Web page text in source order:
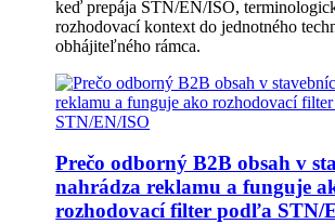
keď prepája STN/EN/ISO,
rozhodovací kontext do jednotného
obhájiteľného rámca.
Prečo odborný B2B obsah v
nahrádza reklamu a funguje
rozhodovací filter podľa STN/